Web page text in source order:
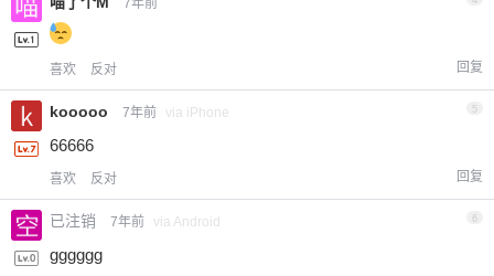
喜欢 反对 回复
kooooo 7年前 via iPhone 5
66666
喜欢 反对 回复
已注销 7年前 via Android
gggggg